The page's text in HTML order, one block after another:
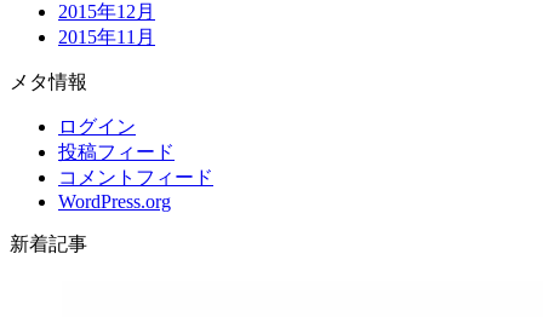
2015年12月
2015年11月
メタ情報
ログイン
投稿フィード
コメントフィード
WordPress.org
新着記事